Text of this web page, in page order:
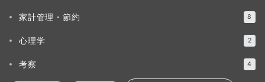
家計管理・節約 8
心理学 2
考察 4